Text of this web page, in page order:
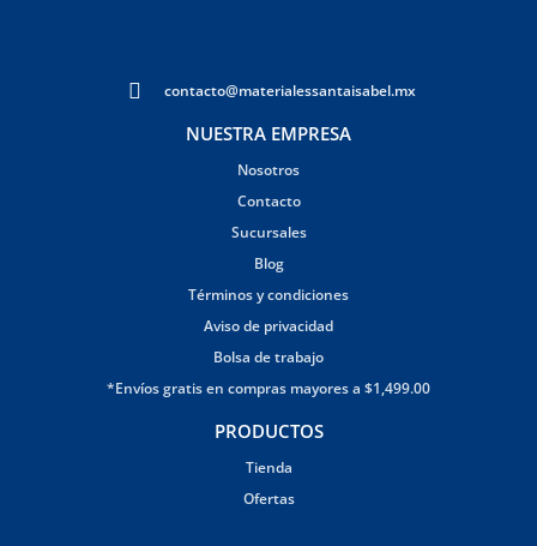
contacto@materialessantaisabel.mx
NUESTRA EMPRESA
Nosotros
Contacto
Sucursales
Blog
Términos y condiciones
Aviso de privacidad
Bolsa de trabajo
*Envíos gratis en compras mayores a $1,499.00
PRODUCTOS
Tienda
Ofertas